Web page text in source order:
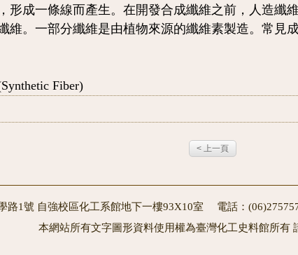
形成一條線而產生。在開發合成纖維之前，人造纖
維。一部分纖維是由植物來源的纖維素製造。常見
Fiber)
< 上一頁
路1號 自強校區化工系館地下一樓93X10室 電話：
本網站所有文字圖形資料使用權為臺灣化工史料館所有